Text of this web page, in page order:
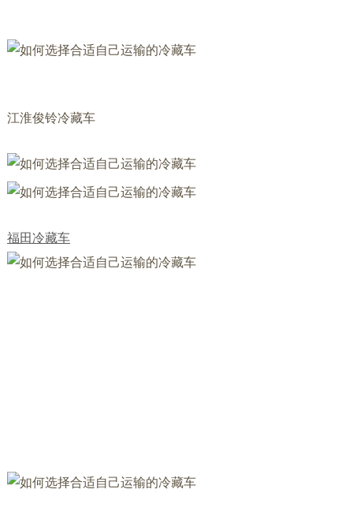
江淮俊铃冷藏车
福田冷藏车